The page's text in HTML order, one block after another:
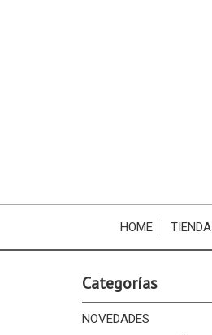
HOME TIENDA
Categorías
NOVEDADES